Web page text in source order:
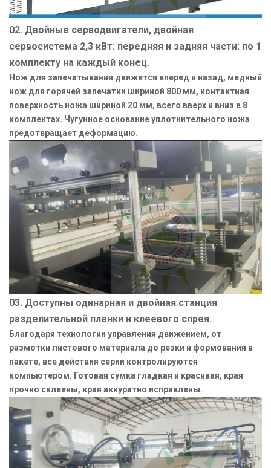
02. Двойные серводвигатели, двойная
сервосистема 2,3 кВт: передняя и задняя части: по 1
комплекту на каждый конец.
Нож для запечатывания движется вперед и назад, медный
нож для горячей запечатки шириной 800 мм, контактная
поверхность ножа шириной 20 мм, всего вверх и вниз в 8
комплектах. Чугунное основание уплотнительного ножа
предотвращает деформацию.
03. Доступны одинарная и двойная станция
разделительной пленки и клеевого спрея.
Благодаря технологии управления движением, от
размотки листового материала до резки и формования в
пакете, все действия серии контролируются
компьютером. Готовая сумка гладкая и красивая, края
прочно склеены, края аккуратно исправлены.